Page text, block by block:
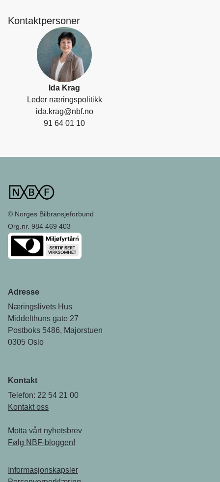
Kontaktpersoner
Ida Krag
Leder næringspolitikk
ida.krag@nbf.no
91 64 01 10
© Norges Bilbransjeforbund
Org.nr. 984 469 403
Adresse
Næringslivets Hus
Middelthuns gate 27
Postboks 5486, Majorstuen
0305 Oslo
Kontakt
Telefon: 22 54 21 00
Kontakt oss
Motta vårt nyhetsbrev
Følg NBF-bloggen!
Informasjonskapsler